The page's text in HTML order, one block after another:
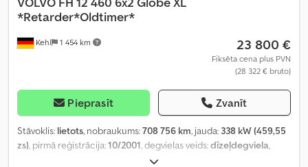
Kehl 1 454 km
*Retarder*Oldtimer*
23 800 €
Fiksēta cena plus PVN
(28 322 € bruto)
Pieprasīt Zvanīt
Stāvoklis: lietots, nobraukums:708 756 km, jauda: 338 kW (459,55
zs), pirmā reģistrācija:10/2001, degvielas veids:dīzeļdegviela,
, asu konfigurācija: